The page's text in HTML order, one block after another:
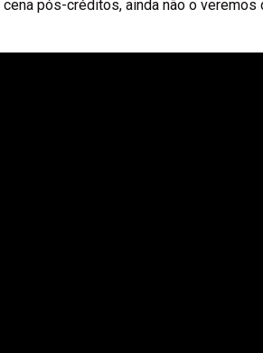
pós-créditos, ainda não o